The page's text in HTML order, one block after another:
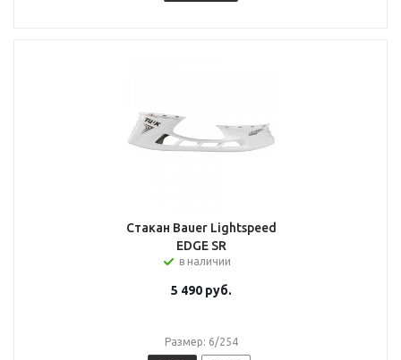
Стакан Bauer Lightspeed
EDGE SR
в наличии
5 490руб.
Размер: 6/254